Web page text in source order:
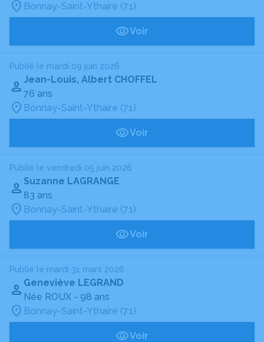
Bonnay-Saint-Ythaire (71)
Voir
Publié le mardi 09 juin 2026
Jean-Louis, Albert CHOFFEL
76 ans
Bonnay-Saint-Ythaire (71)
Voir
Publié le vendredi 05 juin 2026
Suzanne LAGRANGE
83 ans
Bonnay-Saint-Ythaire (71)
Voir
Publié le mardi 31 mars 2026
Geneviève LEGRAND
Née ROUX - 98 ans
Bonnay-Saint-Ythaire (71)
Voir